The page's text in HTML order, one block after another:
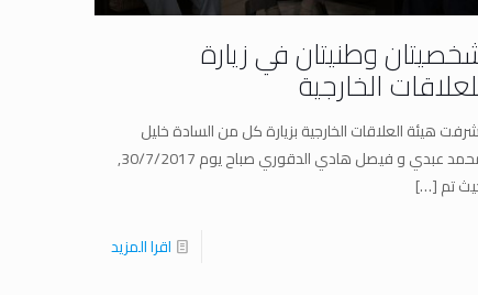
وطنيتان في زيارة
الخارجية
هيئة العلاقات الخارجية بزيارة كل من السادة خليل
محمد عبدي و فيصل هادي الدقوري صباح يوم 30/7/2017,
تم[…]
اقرا المزيد